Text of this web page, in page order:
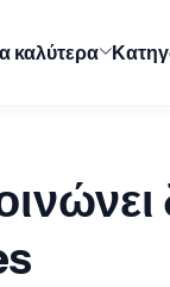
καλύτερα